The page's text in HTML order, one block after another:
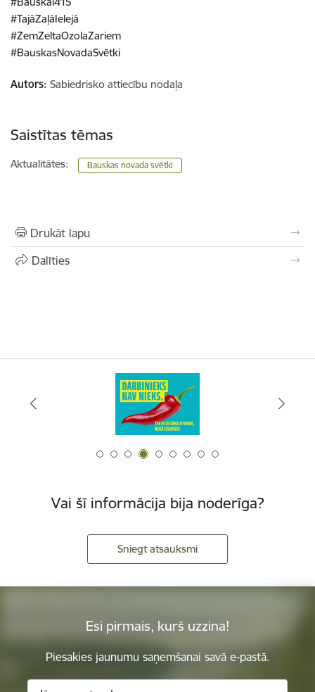
#TajāZaļāIelejā
#ZemZeltaOzolaZariem
#BauskasNovadaSvētki
Autors: Sabiedrisko attiecību nodaļa
Saistītas tēmas
Aktualitātes: Bauskas novada svētki
Drukāt lapu
Dalīties
Vai šī informācija bija noderīga?
Sniegt atsauksmi
Esi pirmais, kurš uzzina!
Piesakies jaunumu saņemšanai savā e-pastā.